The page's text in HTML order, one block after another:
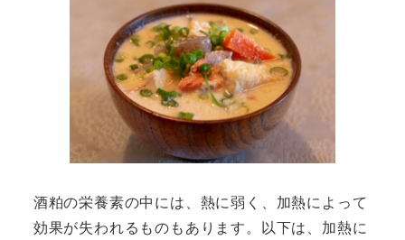
酒粕の栄養素の中には、熱に弱く、加熱によって
効果が失われるものもあります。以下は、加熱に